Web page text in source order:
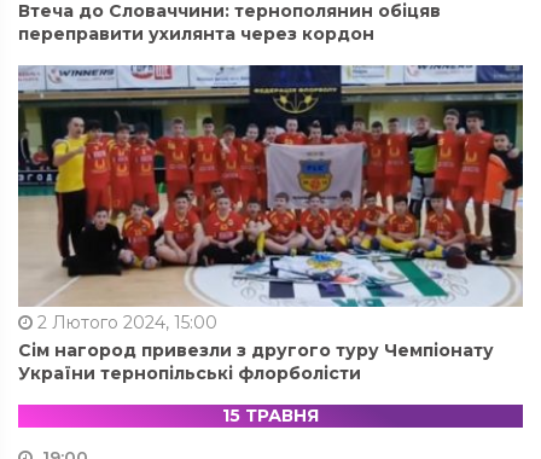
Втеча до Словаччини: тернополянин обіцяв
переправити ухилянта через кордон
2 Лютого 2024, 15:00
Сім нагород привезли з другого туру Чемпіонату
України тернопільські флорболісти
15 ТРАВНЯ